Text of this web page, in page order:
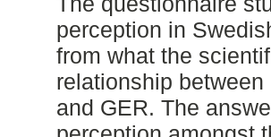
perception in
from what the
relationship
and GER. The